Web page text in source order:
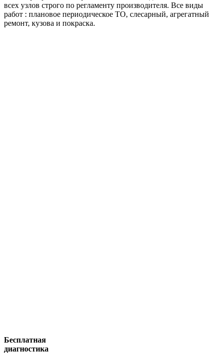
всех узлов строго по регламенту производителя. Все виды
работ : плановое периодическое ТО, слесарный, агрегатный
ремонт, кузова и покраска.
Бесплатная
диагностика